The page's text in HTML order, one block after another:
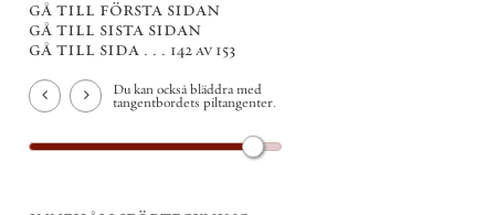
gå till första sidan
gå till sista sidan
gå till sida . . . 142 av 153
Du kan också bläddra med
tangentbordets piltangenter.